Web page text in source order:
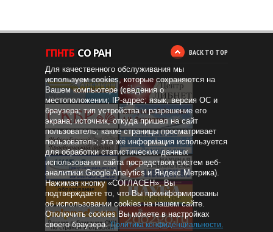
BACK TO TOP
Дистанционное
образование
Для качественного обслуживания мы
используем cookies, которые сохраняются на
Вашем компьютере (сведения о
местоположении; IP-адрес; язык, версия ОС и
браузера; тип устройства и разрешение его
экрана; источник, откуда пришел на сайт
пользователь; какие страницы просматривает
пользователь; эта же информация используется
для обработки статистических данных
использования сайта посредством систем веб-
аналитики Google Analytics и Яндекс.Метрика).
Нажимая кнопку «СОГЛАСЕН», Вы
подтверждаете то, что Вы проинформированы
об использовании cookies на нашем сайте.
Отключить cookies Вы можете в настройках
своего браузера.Политика конфиденциальности.